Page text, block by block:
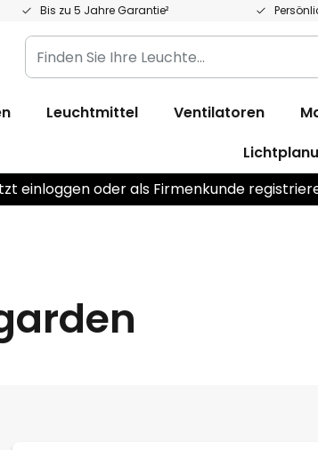
Bis zu 5 Jahre Garantie²
Finden
Sie
Leuchte...
Leuchtmittel Ventilatoren
einloggen oder als Firmenkunde